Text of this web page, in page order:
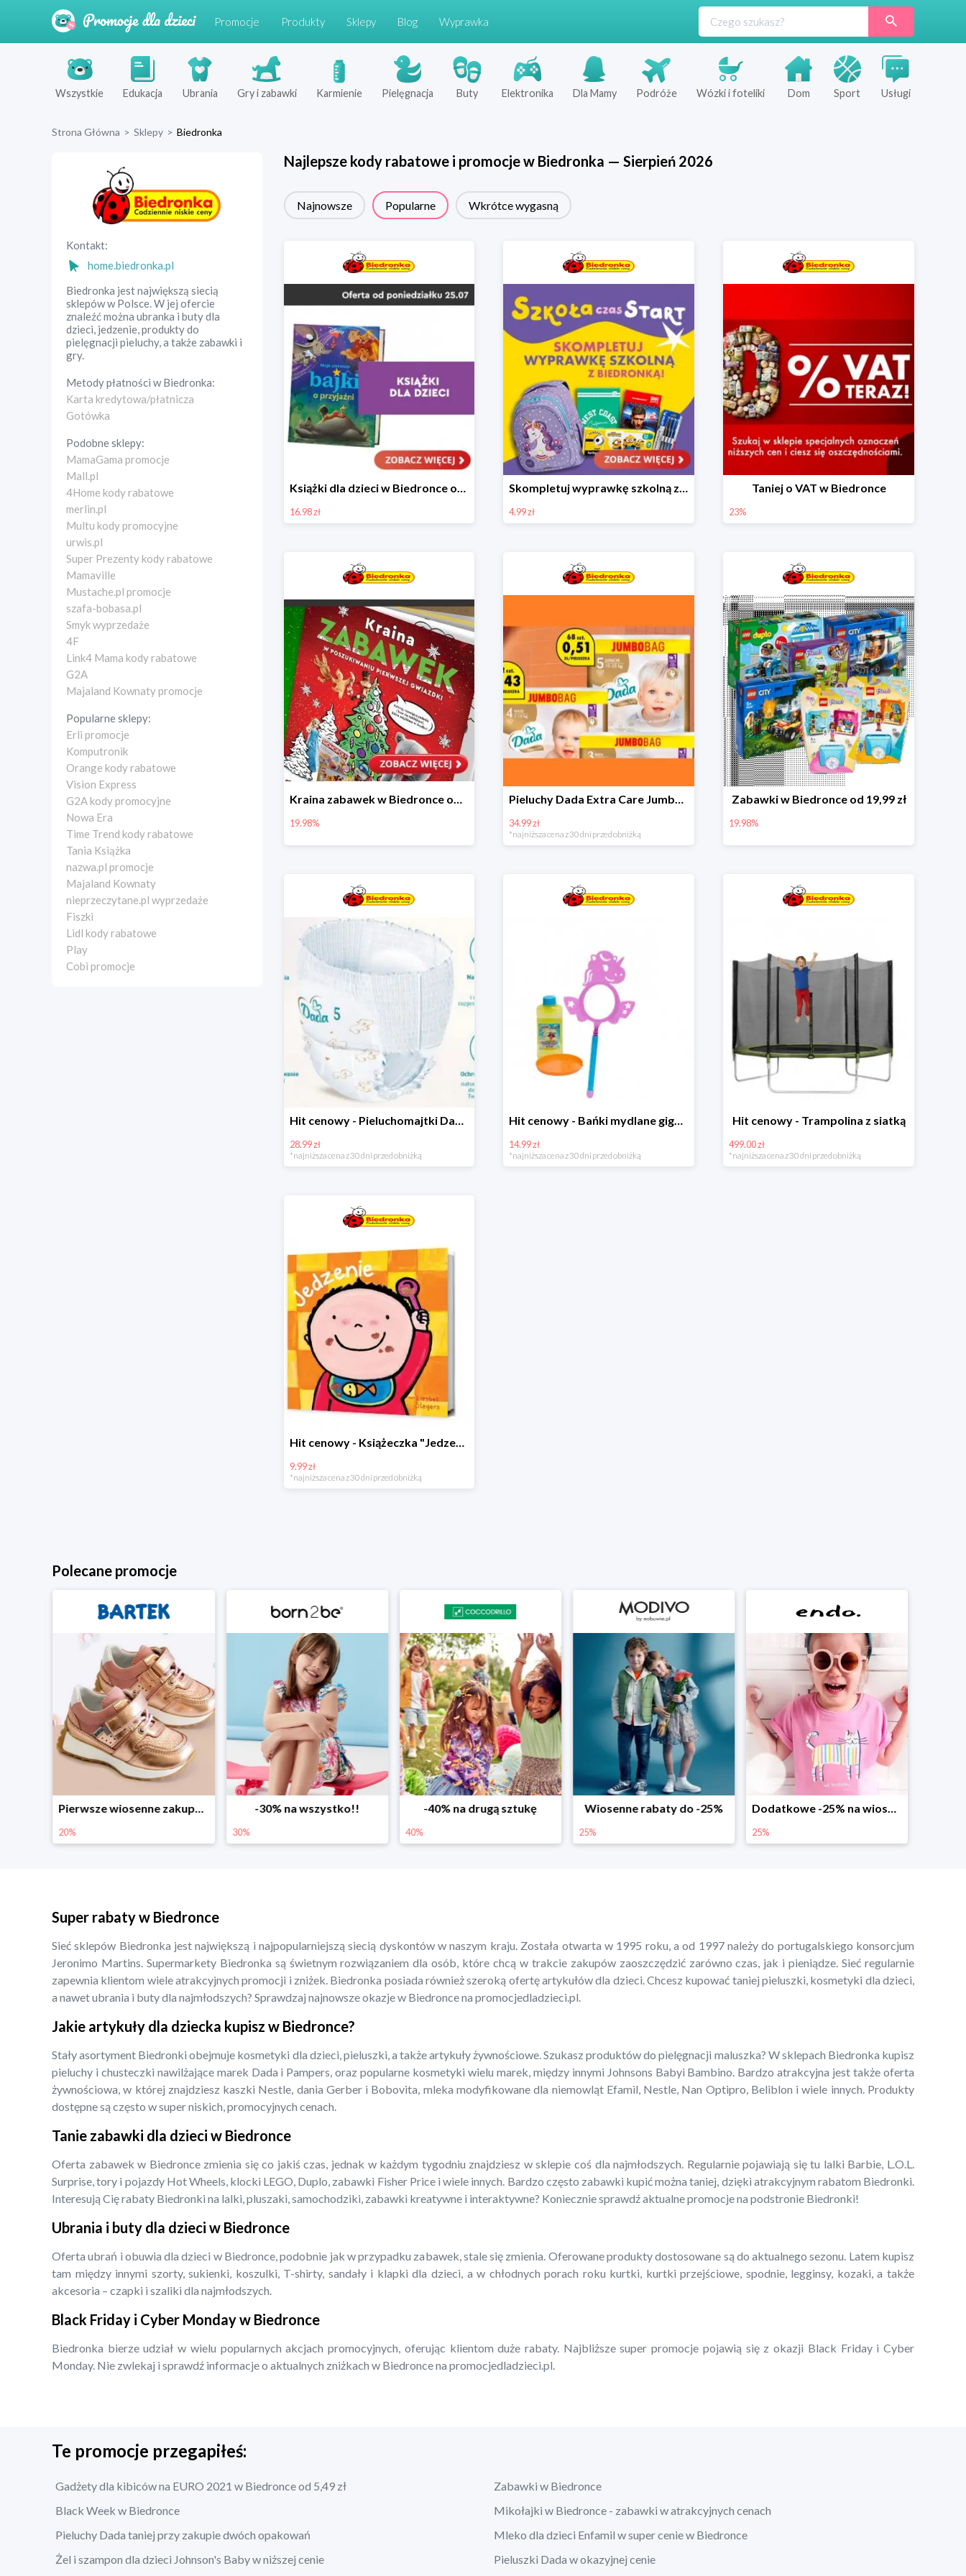
Promocje Produkty Sklepy Blog Wyprawka
Wszystkie Edukacja Ubrania Gry i zabawki Karmienie Pielęgnacja Buty Elektronika Dla Mamy Podróże Wózki i foteliki Dom Sport Usługi
Strona Główna > Sklepy > Biedronka
Kontakt:
home.biedronka.pl
Biedronka jest największą siecią
sklepów w Polsce. W jej ofercie
znaleźć można ubranka i buty dla
dzieci, jedzenie, produkty do
pielęgnacji pieluchy, a także zabawki i
gry.
Metody płatności wBiedronka:
Karta kredytowa/płatnicza
Gotówka
Podobne sklepy:
MamaGama promocje
Mall.pl
4Home kody rabatowe
merlin.pl
Multu kody promocyjne
urwis.pl
Super Prezenty kody rabatowe
Mamaville
Mustache.pl promocje
szafa-bobasa.pl
Smyk wyprzedaże
4F
Link4 Mama kody rabatowe
G2A
Majaland Kownaty promocje
Popularne sklepy:
Erli promocje
Komputronik
Orange kody rabatowe
Vision Express
G2A kody promocyjne
Nowa Era
Time Trend kody rabatowe
Tania Książka
nazwa.pl promocje
Majaland Kownaty
nieprzeczytane.pl wyprzedaże
Fiszki
Lidl kody rabatowe
Play
Cobi promocje
Najlepsze kody rabatowe i promocje w Biedronka — Sierpień 2026
Najnowsze Popularne Wkrótce wygasną
Książki dla dzieci w Biedronce od 16,99 zł
16.98 zł
Skompletuj wyprawkę szkolną z Biedronką od 4,99 zł
4.99 zł
Taniej o VAT w Biedronce
23%
Kraina zabawek w Biedronce od 19,99 zł
19.98%
Pieluchy Dada Extra Care Jumbo Bag w super cenie
34.99 zł
*najniższa cena z 30 dni przed obniżką
Zabawki w Biedronce od 19,99 zł
19.98%
Hit cenowy - Pieluchomajtki Dada Pants
28.99 zł
*najniższa cena z 30 dni przed obniżką
Hit cenowy - Bańki mydlane gigant lub płyn uzupełniający
14.99 zł
*najniższa cena z 30 dni przed obniżką
Hit cenowy - Trampolina z siatką
499.00 zł
*najniższa cena z 30 dni przed obniżką
Hit cenowy - Książeczka "Jedzenie"
9.99 zł
*najniższa cena z 30 dni przed obniżką
Polecane promocje
Pierwsze wiosenne zakupy -20%
20%
-30% na wszystko!!
30%
-40% na drugą sztukę
40%
Wiosenne rabaty do -25%
25%
Dodatkowe -25% na wiosenne nowości
25%
Super rabaty w Biedronce
Sieć sklepów Biedronka jest największą i najpopularniejszą siecią dyskontów w naszym kraju. Została otwarta w 1995 roku, a od 1997 należy do portugalskiego konsorcjum
Jeronimo Martins. Supermarkety Biedronka są świetnym rozwiązaniem dla osób, które chcą w trakcie zakupów zaoszczędzić zarówno czas, jak i pieniądze. Sieć regularnie
zapewnia klientom wiele atrakcyjnych promocji i zniżek. Biedronka posiada również szeroką ofertę artykułów dla dzieci. Chcesz kupować taniej pieluszki, kosmetyki dla dzieci,
a nawet ubrania i buty dla najmłodszych? Sprawdzaj najnowsze okazje w Biedronce na promocjedladzieci.pl.
Jakie artykuły dla dziecka kupisz w Biedronce?
Stały asortyment Biedronki obejmuje kosmetyki dla dzieci, pieluszki, a także artykuły żywnościowe. Szukasz produktów do pielęgnacji maluszka? W sklepach Biedronka kupisz
pieluchy i chusteczki nawilżające marek Dada i Pampers, oraz popularne kosmetyki wielu marek, między innymi Johnsons Babyi Bambino. Bardzo atrakcyjna jest także oferta
żywnościowa, w której znajdziesz kaszki Nestle, dania Gerber i Bobovita, mleka modyfikowane dla niemowląt Efamil, Nestle, Nan Optipro, Beliblon i wiele innych. Produkty
dostępne są często w super niskich, promocyjnych cenach.
Tanie zabawki dla dzieci w Biedronce
Oferta zabawek w Biedronce zmienia się co jakiś czas, jednak w każdym tygodniu znajdziesz w sklepie coś dla najmłodszych. Regularnie pojawiają się tu lalki Barbie, L.O.L.
Surprise, tory i pojazdy Hot Wheels, klocki LEGO, Duplo, zabawki Fisher Price i wiele innych. Bardzo często zabawki kupić można taniej, dzięki atrakcyjnym rabatom Biedronki.
Interesują Cię rabaty Biedronki na lalki, pluszaki, samochodziki, zabawki kreatywne i interaktywne? Koniecznie sprawdź aktualne promocje na podstronie Biedronki!
Ubrania i buty dla dzieci w Biedronce
Oferta ubrań i obuwia dla dzieci w Biedronce, podobnie jak w przypadku zabawek, stale się zmienia. Oferowane produkty dostosowane są do aktualnego sezonu. Latem kupisz
tam między innymi szorty, sukienki, koszulki, T-shirty, sandały i klapki dla dzieci, a w chłodnych porach roku kurtki, kurtki przejściowe, spodnie, legginsy, kozaki, a także
akcesoria – czapki i szaliki dla najmłodszych.
Black Friday i Cyber Monday w Biedronce
Biedronka bierze udział w wielu popularnych akcjach promocyjnych, oferując klientom duże rabaty. Najbliższe super promocje pojawią się z okazji Black Friday i Cyber
Monday. Nie zwlekaj i sprawdź informacje o aktualnych zniżkach w Biedronce na promocjedladzieci.pl.
Te promocje przegapiłeś:
Gadżety dla kibiców na EURO 2021 w Biedronce od 5,49 zł
Zabawki w Biedronce
Black Week w Biedronce
Mikołajki w Biedronce - zabawki w atrakcyjnych cenach
Pieluchy Dada taniej przy zakupie dwóch opakowań
Mleko dla dzieci Enfamil w super cenie w Biedronce
Żel i szampon dla dzieci Johnson's Baby w niższej cenie
Pieluszki Dada w okazyjnej cenie